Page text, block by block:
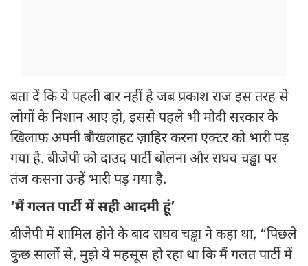
बता दें कि ये पहली बार नहीं है जब प्रकाश राज इस तरह से
लोगों के निशान आए हो, इससे पहले भी मोदी सरकार के
खिलाफ अपनी बौखलाहट ज़ाहिर करना एक्टर को भारी पड़
गया है. बीजेपी को दाउद पार्टी बोलना और राघव चड्ढा पर
तंज कसना उन्हें भारी पड़ गया है.
‘मैं गलत पार्टी में सही आदमी हूं’
बीजेपी में शामिल होने के बाद राघव चड्ढा ने कहा था, “पिछले
कुछ सालों से, मुझे ये महसूस हो रहा था कि मैं गलत पार्टी में